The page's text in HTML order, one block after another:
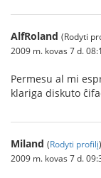
AlfRoland (Rodyti
2009 m. kovas 7 d.
Permesu al mi
klariga diskuto
Miland (Rodyti profilį)
2009 m. kovas 7 d.